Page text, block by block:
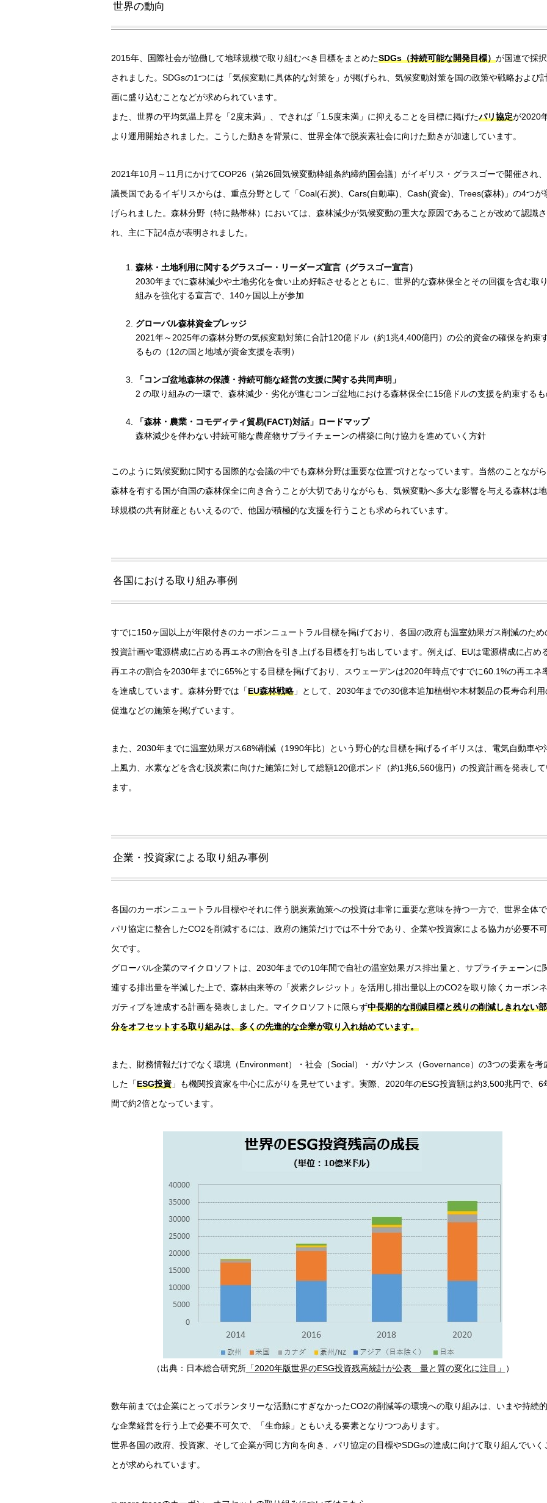
世界の動向
2015年、国際社会が協働して地球規模で取り組むべき目標をまとめたSDGs（持続可能な開発目標）が国連で採択
されました。SDGsの1つには「気候変動に具体的な対策を」が掲げられ、気候変動対策を国の政策や戦略および
画に盛り込むことなどが求められています。
また、世界の平均気温上昇を「2度未満」、できれば「1.5度未満」に抑えることを目標に掲げたパリ協定が2020
より運用開始されました。こうした動きを背景に、世界全体で脱炭素社会に向けた動きが加速しています。
2021年10月～11月にかけてCOP26（第26回気候変動枠組条約締約国会議）がイギリス・グラスゴーで開催され、
議長国であるイギリスからは、重点分野として「Coal(石炭)、Cars(自動車)、Cash(資金)、Trees(森林)」の4つが
げられました。森林分野（特に熱帯林）においては、森林減少が気候変動の重大な原因であることが改めて認識さ
れ、主に下記4点が表明されました。
森林・土地利用に関するグラスゴー・リーダーズ宣言（グラスゴー宣言）
2030年までに森林減少や土地劣化を食い止め好転させるとともに、世界的な森林保全とその回復を含む取り
組みを強化する宣言で、140ヶ国以上が参加
グローバル森林資金プレッジ
2021年～2025年の森林分野の気候変動対策に合計120億ドル（約1兆4,400億円）の公的資金の確保を約束
るもの（12の国と地域が資金支援を表明）
「コンゴ盆地森林の保護・持続可能な経営の支援に関する共同声明」
2 の取り組みの一環で、森林減少・劣化が進むコンゴ盆地における森林保全に15億ドルの支援を約束する
「森林・農業・コモディティ貿易(FACT)対話」ロードマップ
森林減少を伴わない持続可能な農産物サプライチェーンの構築に向け協力を進めていく方針
このように気候変動に関する国際的な会議の中でも森林分野は重要な位置づけとなっています。当然のことながら
森林を有する国が自国の森林保全に向き合うことが大切でありながらも、気候変動へ多大な影響を与える森林は地
球規模の共有財産ともいえるので、他国が積極的な支援を行うことも求められています。
各国における取り組み事例
すでに150ヶ国以上が年限付きのカーボンニュートラル目標を掲げており、各国の政府も温室効果ガス削減のため
投資計画や電源構成に占める再エネの割合を引き上げる目標を打ち出しています。例えば、EUは電源構成に占め
再エネの割合を2030年までに65%とする目標を掲げており、スウェーデンは2020年時点ですでに60.1%の再エネ
を達成しています。森林分野では「EU森林戦略 」として、2030年までの30億本追加植樹や木材製品の長寿命利用
促進などの施策を掲げています。
また、2030年までに温室効果ガス68%削減（1990年比）という野心的な目標を掲げるイギリスは、電気自動車や
上風力、水素などを含む脱炭素に向けた施策に対して総額120億ポンド（約1兆6,560億円）の投資計画を発表し
ます。
企業・投資家による取り組み事例
各国のカーボンニュートラル目標やそれに伴う脱炭素施策への投資は非常に重要な意味を持つ一方で、世界全体で
パリ協定に整合したCO2を削減するには、政府の施策だけでは不十分であり、企業や投資家による協力が必要不可
欠です。
グローバル企業のマイクロソフトは、2030年までの10年間で自社の温室効果ガス排出量と、サプライチェーンに
連する排出量を半減した上で、森林由来等の「炭素クレジット」を活用し排出量以上のCO2を取り除くカーボンネ
ガティブを達成する計画を発表しました。マイクロソフトに限らず中長期的な削減目標と残りの削減しきれない部
分をオフセットする取り組みは、多くの先進的な企業が取り入れ始めています。
また、財務情報だけでなく環境（Environment）・社会（Social）・ガバナンス（Governance）の3つの要素を考
した「ESG投資 」も機関投資家を中心に広がりを見せています。実際、2020年のESG投資額は約3,500兆円で、6
間で約2倍となっています。
（出典：日本総合研究所「2020年版世界のESG投資残高統計が公表 量と質の変化に注目」 ）
数年前までは企業にとってボランタリーな活動にすぎなかったCO2の削減等の環境への取り組みは、いまや持続的
な企業経営を行う上で必要不可欠で、「生命線」ともいえる要素となりつつあります。
世界各国の政府、投資家、そして企業が同じ方向を向き、パリ協定の目標やSDGsの達成に向けて取り組んでいく
とが求められています。